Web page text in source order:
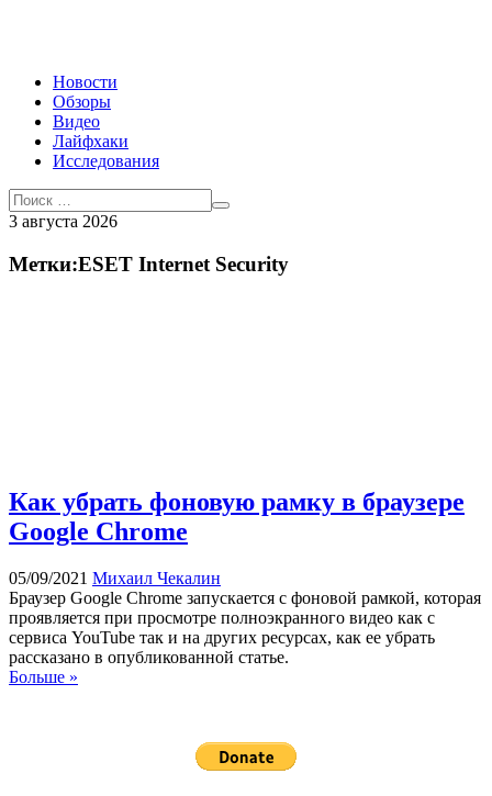
Новости
Обзоры
Видео
Лайфхаки
Исследования
3 августа 2026
Метки:ESET Internet Security
Как убрать фоновую рамку в браузере
Google Chrome
05/09/2021 Михаил Чекалин
Браузер Google Chrome запускается с фоновой рамкой, которая
проявляется при просмотре полноэкранного видео как с
сервиса YouTube так и на других ресурсах, как ее убрать
рассказано в опубликованной статье.
Больше »